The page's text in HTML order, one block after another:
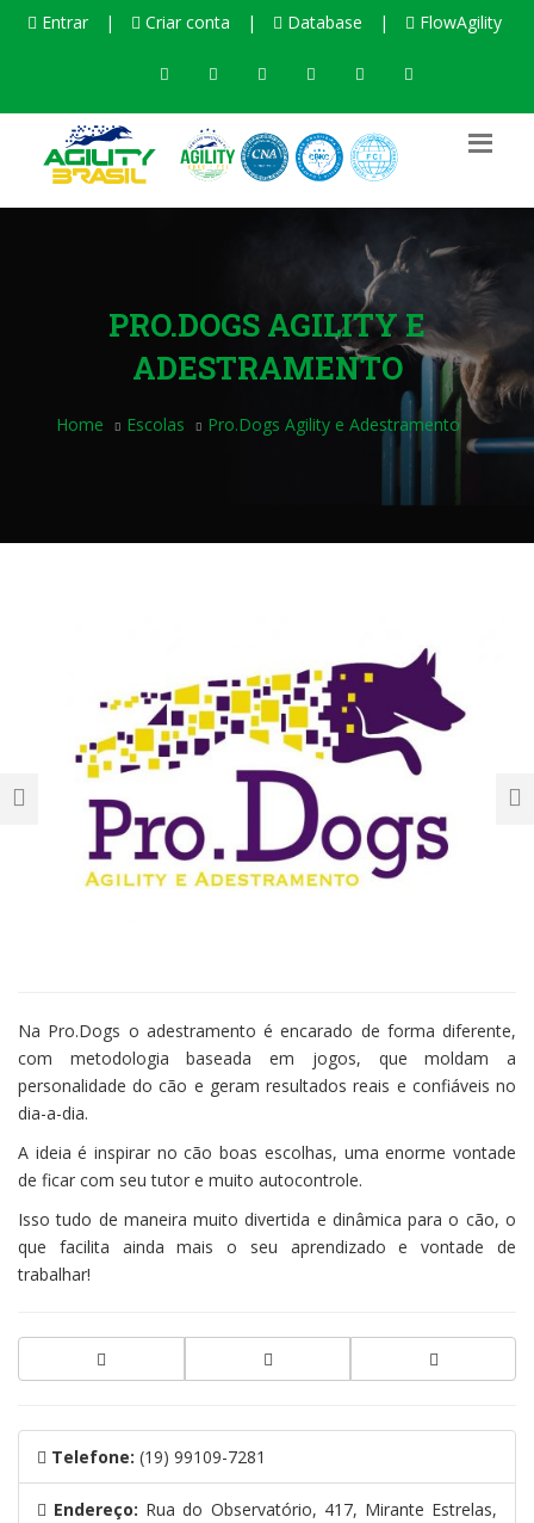
Entrar | Criar conta | Database | FlowAgility
PRO.DOGS AGILITY E
ADESTRAMENTO
Home Escolas Pro.Dogs Agility e Adestramento
Na Pro.Dogs o adestramento é encarado de forma diferente,
com metodologia baseada em jogos, que moldam a
personalidade do cão e geram resultados reais e confiáveis no
dia-a-dia.
A ideia é inspirar no cão boas escolhas, uma enorme vontade
de ficar com seu tutor e muito autocontrole.
Isso tudo de maneira muito divertida e dinâmica para o cão, o
que facilita ainda mais o seu aprendizado e vontade de
trabalhar!
Telefone: (19) 99109-7281
Endereço: Rua do Observatório, 417, Mirante Estrelas,